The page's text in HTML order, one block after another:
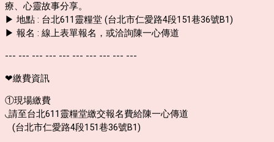
療、心靈故事分享。
▶ 地點 : 台北611靈糧堂 (台北市仁愛路4段151巷36號B1)
▶ 報名 : 線上表單報名，或洽詢陳一心傳道
--- --- --- --- --- --- --- --- --- ---
❤繳費資訊
①現場繳費
◟請至台北611靈糧堂繳交報名費給陳一心傳道
(台北市仁愛路4段151巷36號B1)